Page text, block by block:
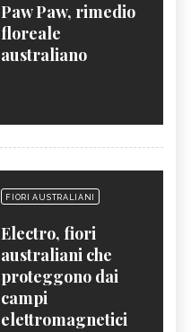
Paw Paw, rimedio
floreale
australiano
FIORI AUSTRALIANI
Electro, fiori
australiani che
proteggono dai
campi
elettromagnetici